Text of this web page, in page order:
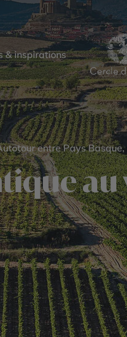
& inspirations
entre Pays
au